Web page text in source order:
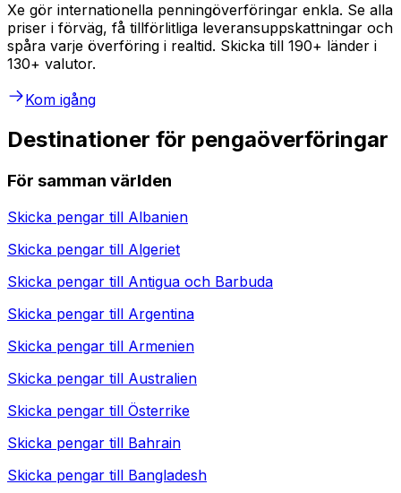
Xe gör internationella penningöverföringar enkla. Se alla
priser i förväg, få tillförlitliga leveransuppskattningar och
spåra varje överföring i realtid. Skicka till 190+ länder i
130+ valutor.
Kom igång
Destinationer för pengaöverföringar
För samman världen
Skicka pengar till Albanien
Skicka pengar till Algeriet
Skicka pengar till Antigua och Barbuda
Skicka pengar till Argentina
Skicka pengar till Armenien
Skicka pengar till Australien
Skicka pengar till Österrike
Skicka pengar till Bahrain
Skicka pengar till Bangladesh